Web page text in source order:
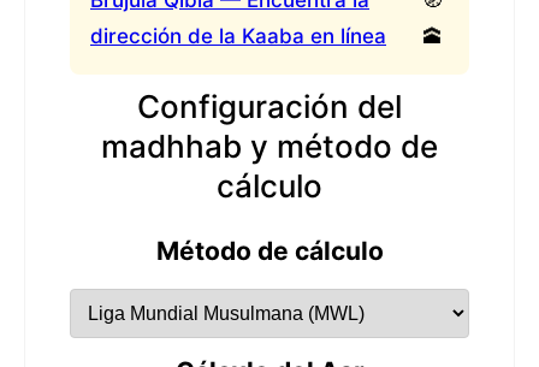
dirección de la Kaaba en línea
🕋
Configuración del
madhhab y método de
cálculo
Método de cálculo